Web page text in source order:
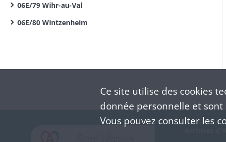
06E/79 Wihr-au-Val
06E/80 Wintzenheim
Ce site utilise des cookies
donnée personnelle et
Vous pouvez consulter les